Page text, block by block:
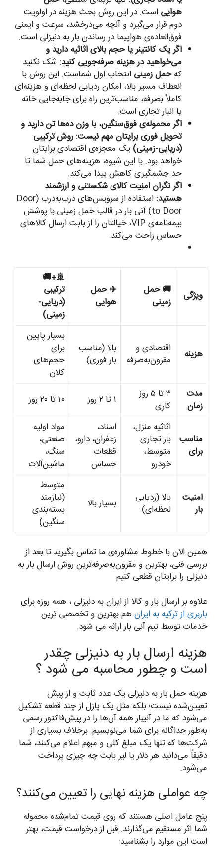
هوایی است. در این روش بحث هزینه در اولویت
دوم قرار می‌گیرد و آنچه می‌درخشد، سرعت و ایمنی
فوق‌العاده‌ی هواپیما در رساندن بار به دنیزلی است.
اگر یک کانتینر یا حجم بالای اثاثیه دارید و
می‌خواهید در هزینه صرفه‌جویی کنید: شک نکنید
کهحمل زمینی انتخاب اول شماست. این روش با
انعطاف مسیر بالا، امکان ردیابی لحظه‌ای و هزینه‌ای
کاملاً بصرفه، مناسب‌ترین راه برای جابه‌جایی خانه
یا انبار تجاری است.
اگر محموله‌ی فوق‌سنگین، با وزن ده‌ها تن دارید و
تحویل فوری برایتان مهم نیست: روش ترکیبی
(دریایی-زمینی) یک معجزه‌ی اقتصادی برایتان
خواهد بود. با این شیوه، هزینه‌های حمل شما تا
حد چشمگیری کاهش پیدا می‌کند.
اگر نگران امنیت کالای شکستنی و ارزشمند
هستید:
استفاده از سرویس‌های درب‌به‌درب (Door
to Door) آنی بار در قالب حمل زمینی با پوشش
بیمه‌نامه‌ی VIP، خیالتان را از بابت ارسال کالاهای
حساس راحت می‌کند.
ویژگی
🚚 حمل
زمینی
✈️ حمل
هوایی
🚢+🚚
ترکیبی
(دریایی-
زمینی)
هزینه
اقتصادی و
مقرون‌به‌صرفه
بالا (مناسب
بار فوری)
بسیار پایین
برای
حجم‌های
کلان
مدت
زمان
۳ تا ۵ روز
کاری
۱ تا ۲ روز ۱۰ تا ۲۰ روز
مناسب
برای
اثاثیه منزل،
بار تجاری
متوسط،
خودرو
اسناد،
زعفران، دارو،
قطعات
حساس
مواد اولیه
صنعتی،
سنگ،
ماشین‌آلات
امنیت
بار
بالا (ردیابی
لحظه‌ای)
بسیار بالا
متوسط
(نیازمند
بسته‌بندی
سنگین)
همین الان با خطوط مشاوره‌ی ما تماس بگیرید تا بعد از
بررسی فنی، بهترین و مقرون‌به‌صرفه‌ترین روش ارسال بار به
دنیزلی را برایتان قطعی کنیم.
علاوه بر ارسال بار و کالا از ایران به دنیزلی ، همه روزه برای
باربری از ترکیه به ایران هم بهترین و تخصصی ترین
خدمات توسط تیم آنی بار ارائه می شود.
هزینه ارسال بار به دنیزلی چقدر
است و چطور محاسبه می شود ؟
هزینه حمل بار به دنیزلی یک عدد ثابت و از پیش
تعیین‌شده نیست؛ بلکه مثل یک پازل از چند قطعه تشکیل
می‌شود که ما در آنیبار همه آن‌ها را در پیش‌فاکتور رسمی
به‌طور جداگانه برای شما می‌نویسیم. برخلاف بسیاری از
شرکت‌ها که تنها یک مبلغ کلی و مبهم اعلام می‌کنند، شما
دقیقاً می‌دانید هر دلار یا لیر بابت چه چیزی پرداخت
می‌شود.
چه عواملی هزینه نهایی را تعیین می‌کنند؟
پنج عامل اصلی هستند که روی قیمت تمام‌شده محموله
شما اثر مستقیم می‌گذارند. قبل از درخواست قیمت، بهتر
است این موارد را بشناسید: